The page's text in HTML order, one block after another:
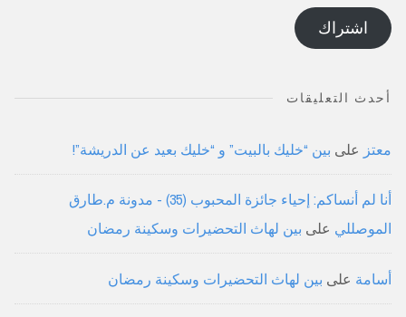
الإلكتروني
اشتراك
أحدث التعليقات
معتز على بين “خليك بالبيت” و “خليك بعيد عن الدريشة”!
أنا لم أنساكم: إحياء جائزة المحبوب (35) - مدونة م.طارق
الموصللي على بين لهاث التحضيرات وسكينة رمضان
أسامة على بين لهاث التحضيرات وسكينة رمضان